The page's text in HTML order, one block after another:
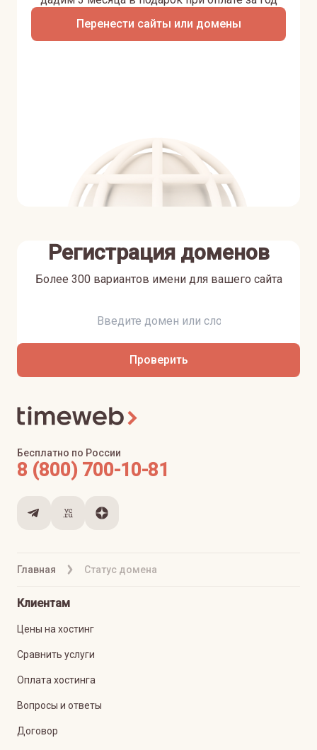
Перенести сайты или домены
Регистрация доменов
Более 300 вариантов имени для вашего сайта
Проверить
Главная Статус домена
Бесплатно по России
8 (800) 700-10-81
Клиентам
Цены на хостинг
Сравнить услуги
Оплата хостинга
Вопросы и ответы
Договор